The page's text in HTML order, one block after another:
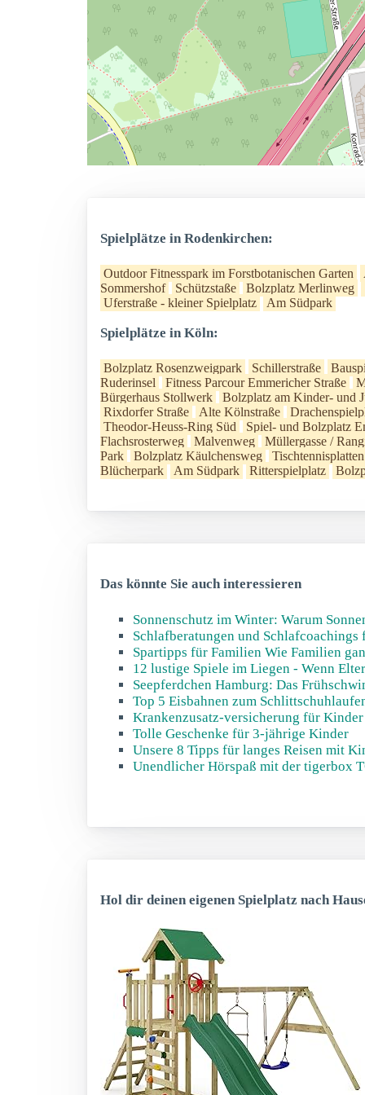
Spielplätze in Rodenkirchen:
Outdoor Fitnesspark im Forstbotanischen Garten
Sommershof
Schützstaße Bolzplatz Merlinweg
Uferstraße - kleiner Spielplatz
Am Südpark
Spielplätze in Köln:
Bolzplatz Rosenzweigpark Schillerstraße
Ruderinsel
Fitness Parcour Emmericher Straße
Bürgerhaus Stollwerk
Bolzplatz am Kinder- und
Rixdorfer Straße
Alte Kölnstraße
Theodor-Heuss-Ring Süd
Spiel- und Bolzplatz
Flachsrosterweg
Malvenweg
Müllergasse /
Park
Bolzplatz Käulchensweg
Blücherpark
Am Südpark Ritterspielplatz
Das könnte Sie auch interessieren
Sonnenschutz im Winter: Warum
Schlafberatungen und Schlafcoachings
Spartipps für Familien Wie Familien
12 lustige Spiele im Liegen - Wenn
Seepferdchen Hamburg: Das
Top 5 Eisbahnen zum
Krankenzusatz-versicherung für
Tolle Geschenke für 3-jährige Kinder
Unsere 8 Tipps für langes Reisen mit
Unendlicher Hörspaß mit der tigerbox
Hol dir deinen eigenen Spielplatz nach